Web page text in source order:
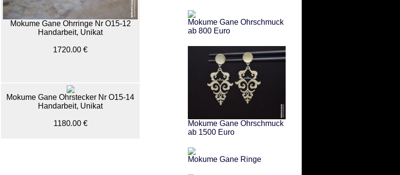
Mokume Gane Ohrringe Nr O15-12
Handarbeit, Unikat
1720.00 €
Mokume Gane Ohrstecker Nr O15-14
Handarbeit, Unikat
1180.00 €
Mokume Gane Ohrschmuck
ab 800 Euro
Mokume Gane Ohrschmuck
ab 1500 Euro
Mokume Gane Ringe